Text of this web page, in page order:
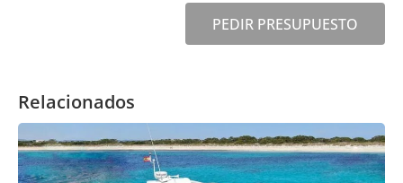
PEDIR PRESUPUESTO
Relacionados